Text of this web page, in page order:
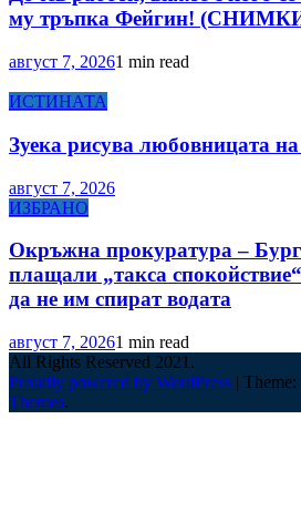
му тръпка Фейгин!
август 7, 20261 min read
ИСТИНАТА
Зуека рисува любовницата
август 7, 2026
ИЗБРАНО
Окръжна прокуратура –
плащали „такса
да не им спират водата
август 7, 20261 min read
All Rights Reserved 2021.
Proudly powered by WordPress |
Themes.